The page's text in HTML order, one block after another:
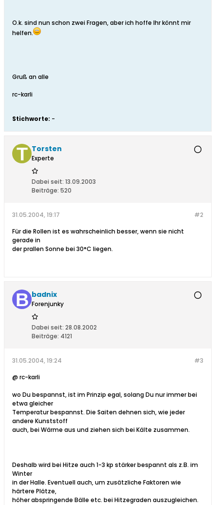
O.k. sind nun schon zwei Fragen, aber ich hoffe Ihr könnt mir
helfen.
Gruß an alle
rc-karli
Stichworte: -
Torsten
Experte
Dabei seit: 13.09.2003
Beiträge: 520
#2
31.05.2004, 19:17
Für die Rollen ist es wahrscheinlich besser, wenn sie nicht
gerade in
der prallen Sonne bei 30°C liegen.
badnix
Forenjunky
Dabei seit: 28.08.2002
Beiträge: 4121
#3
31.05.2004, 19:24
@ rc-karli
wo Du bespannst, ist im Prinzip egal, solang Du nur immer bei
etwa gleicher
Temperatur bespannst. Die Saiten dehnen sich, wie jeder
andere Kunststoff
auch, bei Wärme aus und ziehen sich bei Kälte zusammen.
Deshalb wird bei Hitze auch 1-3 kp stärker bespannt als z.B. im
Winter
in der Halle. Eventuell auch, um zusätzliche Faktoren wie
härtere Plätze,
höher abspringende Bälle etc. bei Hitzegraden auszugleichen.